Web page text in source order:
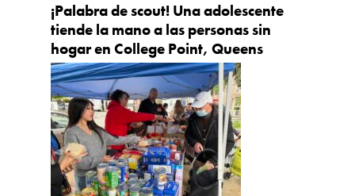
¡Palabra de scout! Una adolescente
tiende la mano a las personas sin
hogar en College Point, Queens